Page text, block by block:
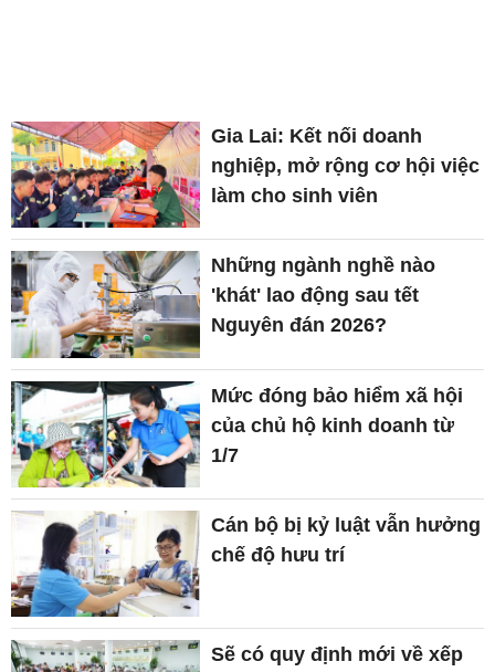
Gia Lai: Kết nối doanh
nghiệp, mở rộng cơ hội việc
làm cho sinh viên
Những ngành nghề nào
'khát' lao động sau tết
Nguyên đán 2026?
Mức đóng bảo hiểm xã hội
của chủ hộ kinh doanh từ
1/7
Cán bộ bị kỷ luật vẫn hưởng
chế độ hưu trí
Sẽ có quy định mới về xếp